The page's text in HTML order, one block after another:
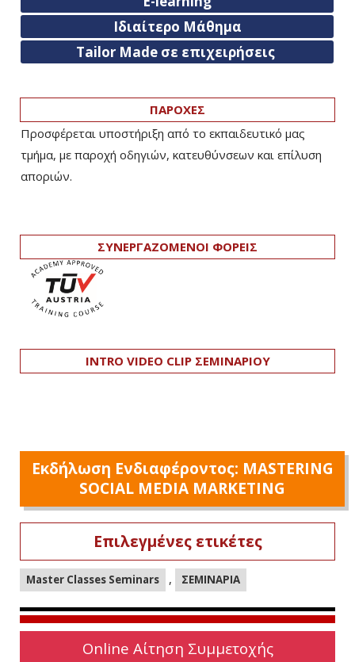
Ιδιαίτερο Μάθημα
Tailor Made σε επιχειρήσεις
ΠΑΡΟΧΕΣ
Προσφέρεται υποστήριξη από το εκπαιδευτικό μας
τμήμα, με παροχή οδηγιών, κατευθύνσεων και επίλυση
αποριών.
ΣΥΝΕΡΓΑΖΟΜΕΝΟΙ ΦΟΡΕΙΣ
INTRO VIDEO CLIP ΣΕΜΙΝΑΡΙΟΥ
Εκδήλωση Ενδιαφέροντος: MASTERING
SOCIAL MEDIA MARKETING
Επιλεγμένες ετικέτες
Master Classes Seminars , ΣΕΜΙΝΑΡΙΑ
Online Αίτηση Συμμετοχής